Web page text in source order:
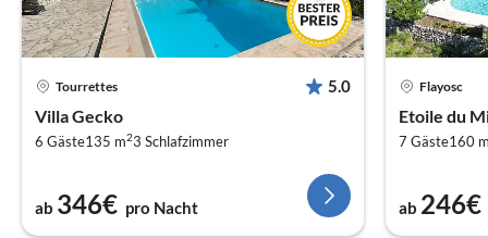
Tourrettes 5.0
Villa Gecko
6 Gäste135 m23 Schlafzimmer
ab 346€ pro Nacht
Flayosc
Etoile du
7 Gäste160
ab 246€